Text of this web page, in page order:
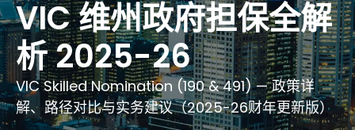
VIC 维州政府担保全解
析 2025-26
VIC Skilled Nomination (190 & 491) — 政策详
解、路径对比与实务建议（2025-26财年更新版）